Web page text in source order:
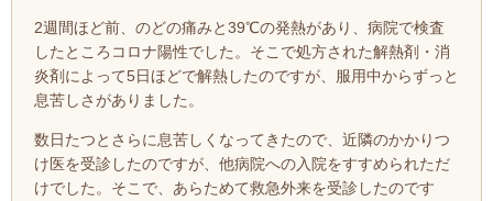
2週間ほど前、のどの痛みと39℃の発熱があり、病院で検査
したところコロナ陽性でした。そこで処方された解熱剤・消
炎剤によって5日ほどで解熱したのですが、服用中からずっと
息苦しさがありました。
数日たつとさらに息苦しくなってきたので、近隣のかかりつ
け医を受診したのですが、他病院への入院をすすめられただ
けでした。そこで、あらためて救急外来を受診したのです